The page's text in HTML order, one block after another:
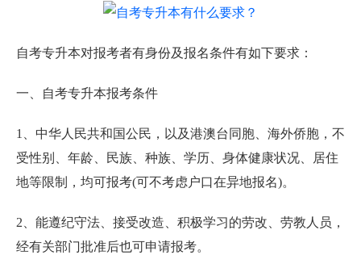
自考专升本对报考者有身份及报名条件有如下要求：
一、自考专升本报考条件
1、中华人民共和国公民，以及港澳台同胞、海外侨胞，不
受性别、年龄、民族、种族、学历、身体健康状况、居住
地等限制，均可报考(可不考虑户口在异地报名)。
2、能遵纪守法、接受改造、积极学习的劳改、劳教人员，
经有关部门批准后也可申请报考。